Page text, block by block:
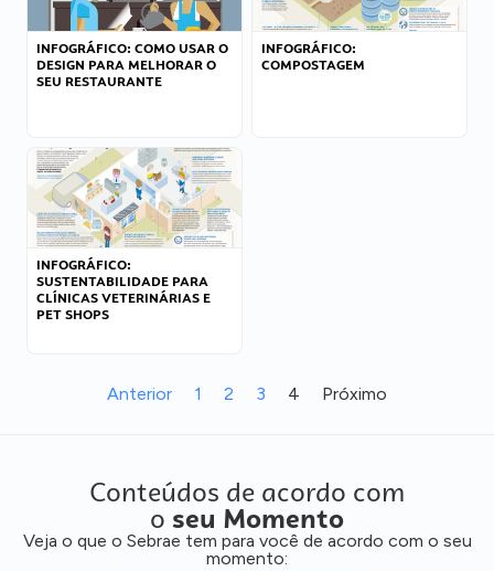
INFOGRÁFICO: COMO USAR O
DESIGN PARA MELHORAR O
SEU RESTAURANTE
INFOGRÁFICO:
COMPOSTAGEM
INFOGRÁFICO:
SUSTENTABILIDADE PARA
CLÍNICAS VETERINÁRIAS E
PET SHOPS
Anterior 1 2 3 4 Próximo
Conteúdos de acordo com
o seu Momento
Veja o que o Sebrae tem para você de acordo com o seu
momento: